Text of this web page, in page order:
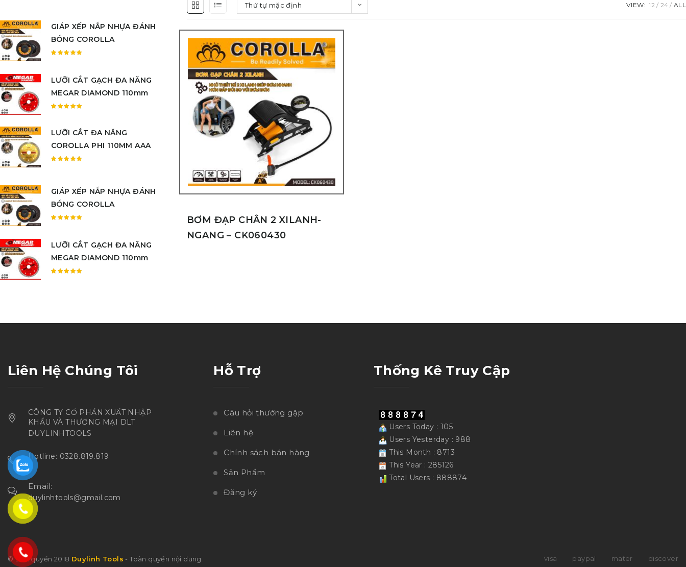
Thứ tự mặc định VIEW: 12 24 ALL
BƠM ĐẠP CHÂN 2 XILANH-
NGANG – CK060430
GIÁP XẾP NẮP NHỰA ĐÁNH
BÓNG COROLLA
hạng
LƯỠI CẮT GẠCH ĐA NĂNG
MEGAR DIAMOND 110mm
hạng
5.005
LƯỠI CẮT ĐA NĂNG
COROLLA PHI 110MM AAA
5.00
5
sao
GIÁP XẾP NẮP NHỰA ĐÁNH
BÓNG COROLLA
hạng
LƯỠI CẮT GẠCH ĐA NĂNG
MEGAR DIAMOND 110mm
Liên Hệ Chúng Tôi
CÔNG TY CỔ PHẦN XUẤT NHẬP
KHẨU VÀ THƯƠNG MẠI DLT
DUYLINHTOOLS
Hotline: 0328.819.819
Email:
duylinhtools@gmail.com
Hỗ Trợ
Câu hỏi thường gặp
Liên hệ
Chính sách bán hàng
Sản Phẩm
Đăng ký
Thống Kê Truy Cập
Users Today : 105
Users Yesterday : 988
This Month : 8713
This Year : 285126
Total Users : 888874
visa paypal mater discover
© Bản quyền 2018 Duylinh Tools - Toàn quyền nội dung